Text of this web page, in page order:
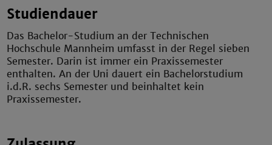
Studiendauer
Das Bachelor-Studium an der Technischen
Hochschule Mannheim umfasst in der Regel sieben
Semester. Darin ist immer ein Praxissemester
enthalten. An der Uni dauert ein Bachelorstudium
i.d.R. sechs Semester und beinhaltet kein
Praxissemester.